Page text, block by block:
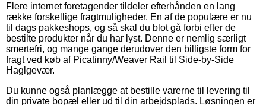
Flere internet foretagender tildeler efterhånden en lang
række forskellige fragtmuligheder. En af de populære er nu
til dags pakkeshops, og så skal du blot gå forbi efter de
bestilte produkter når du har lyst. Denne er nemlig særligt
smertefri, og mange gange derudover den billigste form for
fragt ved køb af Picatinny/Weaver Rail til Side-by-Side
Haglgevær.
Du kunne også planlægge at bestille varerne til levering til
din private bopæl eller ud til din arbejdsplads. Løsningen er